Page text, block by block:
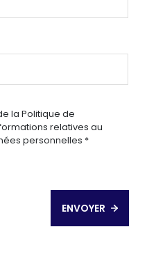
la Politique de
relatives au
personnelles *
ENVOYER